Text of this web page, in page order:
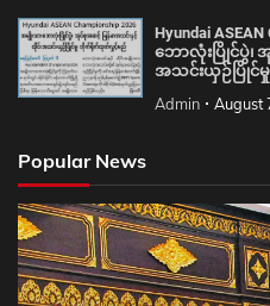
Hyundai
ဘောလုံးပြိုင်ပွဲ၊
အသင်းယှဉ်ပြို
Admin August
Popular News